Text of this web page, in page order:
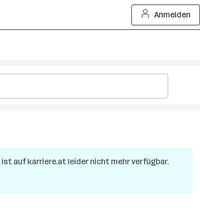
Anmelden
ist auf karriere.at leider nicht mehr verfügbar.